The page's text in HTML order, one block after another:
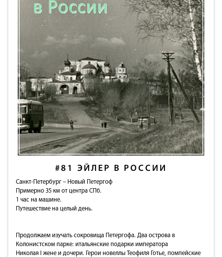
#81 ЭЙЛЕР В РОССИИ
Санкт-Петербург – Новый Петергоф
Примерно 35 км от центра СПб.
1 час на машине.
Путешествие на целый день.
Продолжаем изучать сокровища Петергофа. Два острова в
Колонистском парке: итальянские подарки императора
Николая I жене и дочери. Герои новеллы Теофиля Готье, помпейские